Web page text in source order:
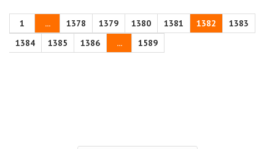
1 ... 1378 1379 1380 1381 1382
1383
1384
1385 1386 ... 1589